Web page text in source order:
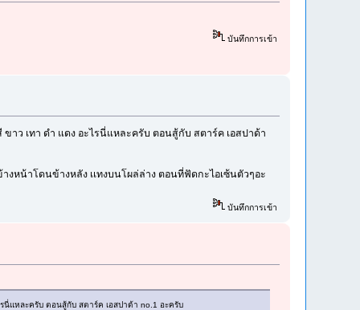
บันทึกการเข้า
าว เทา ดำ แดง อะไรนี่แหละครับ ตอนสู้กับ สตาร์ค เอสปาด้า
หน้าโดนข้างหลัง เเทงบนโผล่ล่าง ตอนที่ฟัดกะไอเซ้นตัวๆอะ
บันทึกการเข้า
นี่แหละครับ ตอนสู้กับ สตาร์ค เอสปาด้า no.1 อะครับ